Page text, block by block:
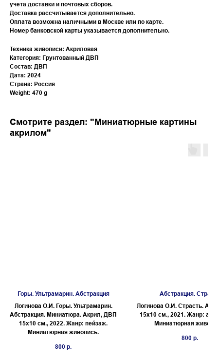
учета доставки и почтовых сборов.
Доставка рассчитывается дополнительно.
Оплата возможна наличными в Москве или по карте.
Номер банковской карты указывается дополнительно.
Техника живописи: Акриловая
Категория: Грунтованный ДВП
Состав: ДВП
Дата: 2024
Страна: Россия
Weight: 470 g
Смотрите раздел: "Миниатюрные картины
акрилом"
Горы. Ультрамарин. Абстракция
Логинова О.И. Горы. Ультрамарин.
Абстракция. Миниатюра. Акрил, ДВП
15х10 см., 2022. Жанр: пейзаж.
Миниатюрная живопись.
800 р.
Абстракция.
Логинова О.И. Страсть.
15х10 см., 2021. Жанр:
Миниатюрная
800 р.